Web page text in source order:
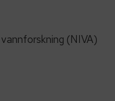
(NIVA)